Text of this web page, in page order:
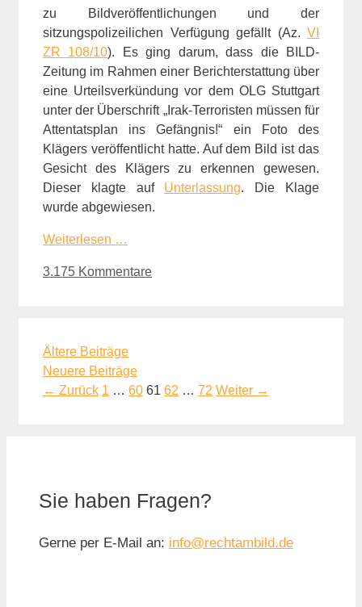
zu Bildveröffentlichungen und der
sitzungspolizeilichen Verfügung gefällt (Az. VI
ZR 108/10). Es ging darum, dass die BILD-
Zeitung im Rahmen einer Berichterstattung über
eine Urteilsverkündung vor dem OLG Stuttgart
unter der Überschrift „Irak-Terroristen müssen für
Attentatsplan ins Gefängnis!“ ein Foto des
Klägers veröffentlicht hatte. Auf dem Bild ist das
Gesicht des Klägers zu erkennen gewesen.
Dieser klagte auf Unterlassung. Die Klage
wurde abgewiesen.
Weiterlesen …
3.175 Kommentare
Ältere Beiträge
Neuere Beiträge
← Zurück Seite
1 … Seite
60 Seite
61 Seite
62 … Seite
72 Weiter →
Sie haben Fragen?
Gerne per E-Mail an: info@rechtambild.de